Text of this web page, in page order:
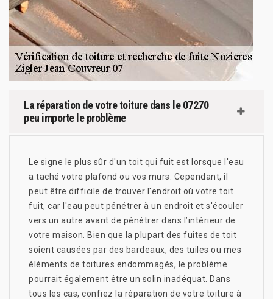
La réparation de votre toiture dans le 07270
peu importe le problème
Le signe le plus sûr d'un toit qui fuit est lorsque l'eau
a taché votre plafond ou vos murs. Cependant, il
peut être difficile de trouver l'endroit où votre toit
fuit, car l'eau peut pénétrer à un endroit et s'écouler
vers un autre avant de pénétrer dans l’intérieur de
votre maison. Bien que la plupart des fuites de toit
soient causées par des bardeaux, des tuiles ou mes
éléments de toitures endommagés, le problème
pourrait également être un solin inadéquat. Dans
tous les cas, confiez la réparation de votre toiture à